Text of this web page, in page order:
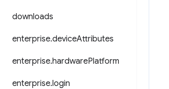
downloads
enterprise.deviceAttributes
enterprise.hardwarePlatform
enterprise.login